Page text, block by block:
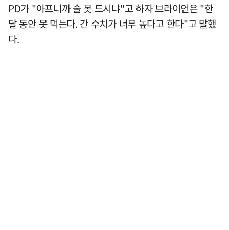
PD가 "아프니까 술 못 드시냐"고 하자 브라이언은 "한
달 동안 못 먹는다. 간 수치가 너무 높다고 한다"고 말했
다.